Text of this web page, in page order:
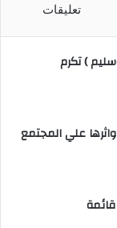
تعليقات
) تكرم
علي المجتمع
قائمة